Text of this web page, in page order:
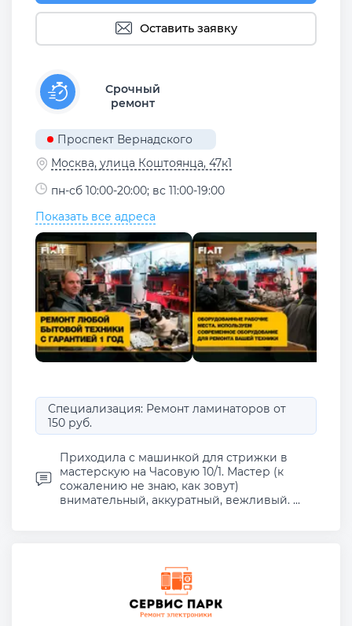
Оставить заявку
Срочный
ремонт
Проспект Вернадского
Москва, улица Коштоянца, 47к1
пн-сб 10:00-20:00; вс 11:00-19:00
Показать все адреса
Специализация: Ремонт ламинаторов от
150 руб.
Приходила с машинкой для стрижки в
мастерскую на Часовую 10/1. Мастер (к
сожалению не знаю, как зовут)
внимательный, аккуратный, вежливый. ...